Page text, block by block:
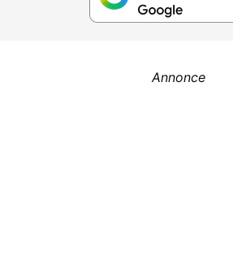
Annonce